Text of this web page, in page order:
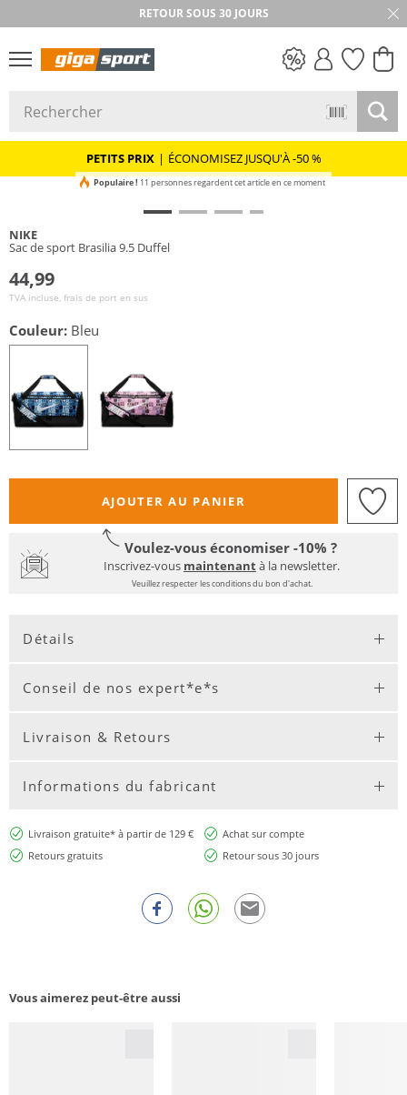
RETOUR SOUS 30 JOURS
PETITS PRIX | ÉCONOMISEZ JUSQU'À -50 %
Populaire ! 11 personnes regardent cet article en ce moment
NIKE
Sac de sport Brasilia 9.5 Duffel
44,99
TVA incluse, frais de port en sus
Couleur: Bleu
AJOUTER AU PANIER
Voulez-vous économiser -10% ?
Inscrivez-vous maintenantà la newsletter.
Veuillez respecter les conditions du bon d'achat.
Détails
Conseil de nos expert*e*s
Livraison & Retours
Informations du fabricant
Livraison gratuite* à partir de 129 €
Achat sur compte
Retours gratuits
Retour sous 30 jours
Vous aimerez peut-être aussi